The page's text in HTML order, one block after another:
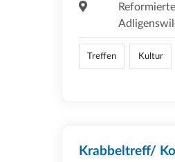
Treffen Kultur
Krabbeltreff/